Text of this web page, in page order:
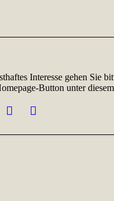
Interesse gehen Sie
Button unter